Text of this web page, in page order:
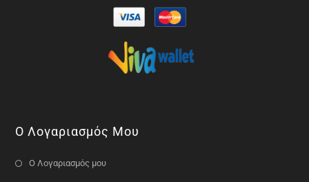
Ο Λογαριασμός Μου
Ο Λογαριασμός μου